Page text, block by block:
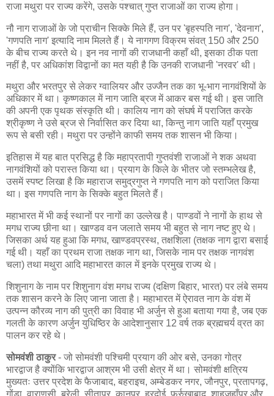
राजा मथुरा पर राज्य करेंगे, उसके पश्चात् गुप्त राजाओं का राज्य होगा।
नौ नाग राजाओं के जो प्राचीन सिक्के मिले हैं, उन पर 'बृहस्पति नाग', 'देवनाग',
'गणपति नाग' इत्यादि नाम मिलते हैं। ये नागगण विक्रम संवत् 150 और 250
के बीच राज्य करते थे। इन नव नागों की राजधानी कहाँ थी, इसका ठीक पता
नहीं है, पर अधिकांश विद्वानों का मत यही है कि उनकी राजधानी 'नरवर' थी।
मथुरा और भरतपुर से लेकर ग्वालियर और उज्जैन तक का भू-भाग नागवंशियों के
अधिकार में था। कृष्णकाल में नाग जाति ब्रज में आकर बस गई थी। इस जाति
की अपनी एक पृथक संस्कृति थी। कालिय नाग को संघर्ष में पराजित करके
श्रीकृष्ण ने उसे ब्रज से निर्वासित कर दिया था, किन्तु नाग जाति यहाँ प्रमुख
रूप से बसी रही। मथुरा पर उन्होंने काफी समय तक शासन भी किया।
इतिहास में यह बात प्रसिद्ध है कि महाप्रतापी गुप्तवंशी राजाओं ने शक अथवा
नागवंशियों को परास्त किया था। प्रयाग के किले के भीतर जो स्तम्भलेख है,
उसमें स्पष्ट लिखा है कि महाराज समुद्रगुप्त ने गणपति नाग को पराजित किया
था। इस गणपति नाग के सिक्के बहुत मिलते हैं।
महाभारत में भी कई स्थानों पर नागों का उल्लेख है। पाण्डवों ने नागों के हाथ से
मगध राज्य छीना था। खाण्डव वन जलाते समय भी बहुत से नाग नष्ट हुए थे।
जिसका अर्थ यह हुआ कि मगध, खाण्डवप्रस्थ, तक्षशिला (तक्षक नाग द्वारा बसाई
गई थी। यहाँ का प्रथम राजा तक्षक नाग था, जिसके नाम पर तक्षक नागवंश
चला) तथा मथुरा आदि महाभारत काल में इनके प्रमुख राज्य थे।
शिशुनाग के नाम पर शिशुनाग वंश मगध राज्य (दक्षिण बिहार, भारत) पर लंबे समय
तक शासन करने के लिए जाना जाता है। महाभारत में ऐरावत नाग के वंश में
उत्पन्न कौरव्य नाग की पुत्री का विवाह भी अर्जुन से हुआ बताया गया है, जब एक
गलती के कारण अर्जुन युधिष्ठिर के आदेशानुसार 12 वर्ष तक ब्रह्मचर्य व्रत का
पालन कर रहे थे।
सोमवंशी ठाकुर- जो सोमवंशी पश्चिमी प्रयाग की ओर बसे, उनका गोत्र
भारद्वाज है क्योंकि भारद्वाज आश्रम भी उसी क्षेत्र में था। सोमवंशी क्षत्रिय
मुख्यतः उत्तर प्रदेश के फैजाबाद, बहराइच, अम्बेडकर नगर, जौनपुर, प्रतापगढ़,
गोंडा, वाराणसी, बरेली, सीतापुर, कानपुर, हरदोई, फर्रुखाबाद, शाहजहाँपुर और